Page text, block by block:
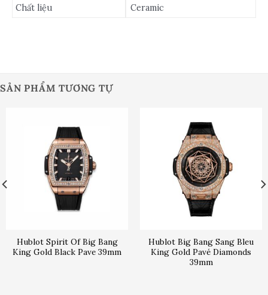
Chất liệu
Ceramic
SẢN PHẨM TƯƠNG TỰ
Hublot Spirit Of Big Bang
King Gold Black Pave 39mm
Hublot Big Bang Sang Bleu
King Gold Pavé Diamonds
39mm